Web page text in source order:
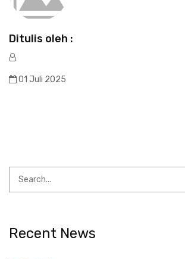
Ditulis oleh :
01 Juli 2025
Recent News